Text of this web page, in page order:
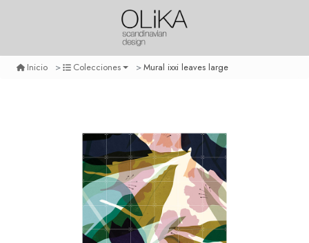
Inicio Colecciones Mural ixxi leaves large